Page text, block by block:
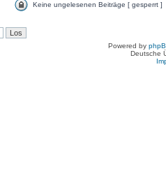
Keine ungelesenen Beiträge [ gesperrt ]
Powered by
Deutsche